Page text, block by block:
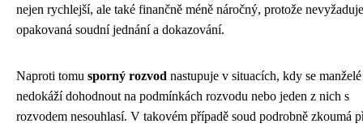
nejen rychlejší, ale také finančně méně náročný, protože nevyžaduje
opakovaná soudní jednání a dokazování.
Naproti tomu sporný rozvod nastupuje v situacích, kdy se manželé
nedokáží dohodnout na podmínkách rozvodu nebo jeden z nich s
rozvodem nesouhlasí. V takovém případě soud podrobně zkoumá